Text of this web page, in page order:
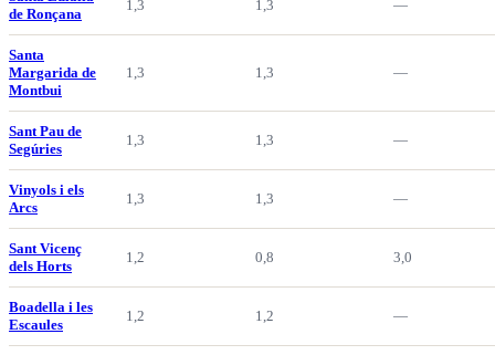
de Ronçana
1,3 1,3 —
Santa
Margarida de
Montbui
1,3 1,3 —
Sant Pau de
Segúries
1,3 1,3 —
Vinyols i els
Arcs
1,3 1,3 —
Sant Vicenç
dels Horts
1,2 0,8 3,0
Boadella i les
Escaules
1,2 1,2 —